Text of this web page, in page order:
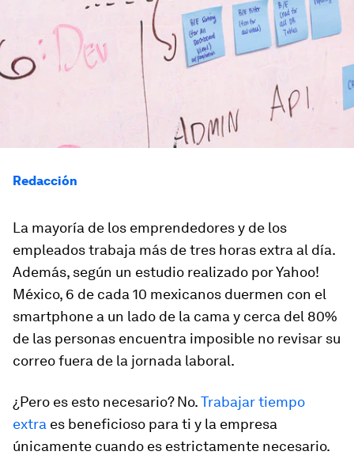
Redacción
La mayoría de los emprendedores y de los
empleados trabaja más de tres horas extra al día.
Además, según un estudio realizado por Yahoo!
México, 6 de cada 10 mexicanos duermen con el
smartphone a un lado de la cama y cerca del 80%
de las personas encuentra imposible no revisar su
correo fuera de la jornada laboral.
¿Pero es esto necesario? No.Trabajar tiempo
extra es beneficioso para ti y la empresa
únicamente cuando es estrictamente necesario.